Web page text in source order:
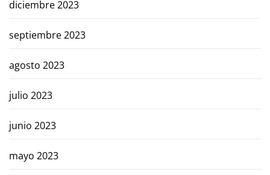
diciembre 2023
septiembre 2023
agosto 2023
julio 2023
junio 2023
mayo 2023